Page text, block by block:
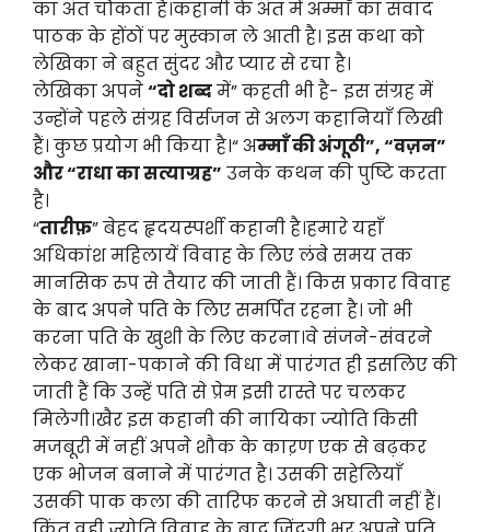
का अंत चौंकता है।कहानी के अंत में अम्माँ का संवाद
पाठक के होंठों पर मुस्कान ले आती है। इस कथा को
लेखिका ने बहुत सुंदर और प्यार से रचा है।
लेखिका अपने“दो शब्दमें” कहती भी है- इस संग्रह में
उन्होंने पहले संग्रह विर्सजन से अलग कहानियाँ लिखी
हैं। कुछ प्रयोग भी किया है।“ अम्माँ की अंगूठी”, “वज़न”
और “राधा का सत्याग्रह” उनके कथन की पुष्टि करता
है।
“तारीफ़” बेहद हृदयस्पर्शी कहानी है।हमारे यहाँ
अधिकांश महिलायें विवाह के लिए लंबे समय तक
मानसिक रुप से तैयार की जाती हैं। किस प्रकार विवाह
के बाद अपने पति के लिए समर्पित रहना है। जो भी
करना पति के खुशी के लिए करना।वे संजने-संवरने
लेकर खाना-पकाने की विधा में पारंगत ही इसलिए की
जाती हैं कि उन्हें पति से प्रेम इसी रास्ते पर चलकर
मिलेगी।खैर इस कहानी की नायिका ज्योति किसी
मजबूरी में नहीं अपने शौक के काऱण एक से बढ़कर
एक भोजन बनाने में पारंगत है। उसकी सहेलियाँ
उसकी पाक कला की तारिफ करने से अघाती नहीं हैं।